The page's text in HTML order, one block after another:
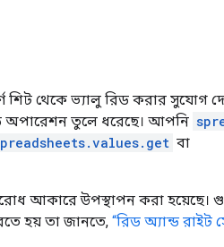
থেকে ভ্যালু রিড করার সুযোগ
অপারেশন তুলে ধরেছে। আপনি
বা
আকারে উপস্থাপন করা হয়েছে।
হয় তা জানতে, “রিড অ্যান্ড রাইট